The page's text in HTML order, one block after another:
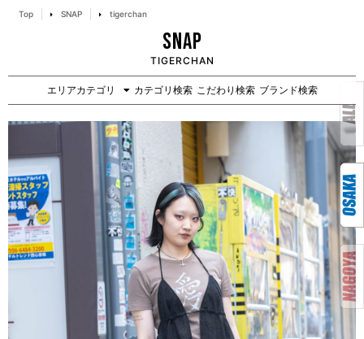
Top SNAP tigerchan
SNAP
TIGERCHAN
エリアカテゴリ カテゴリ検索 こだわり検索 ブランド検索